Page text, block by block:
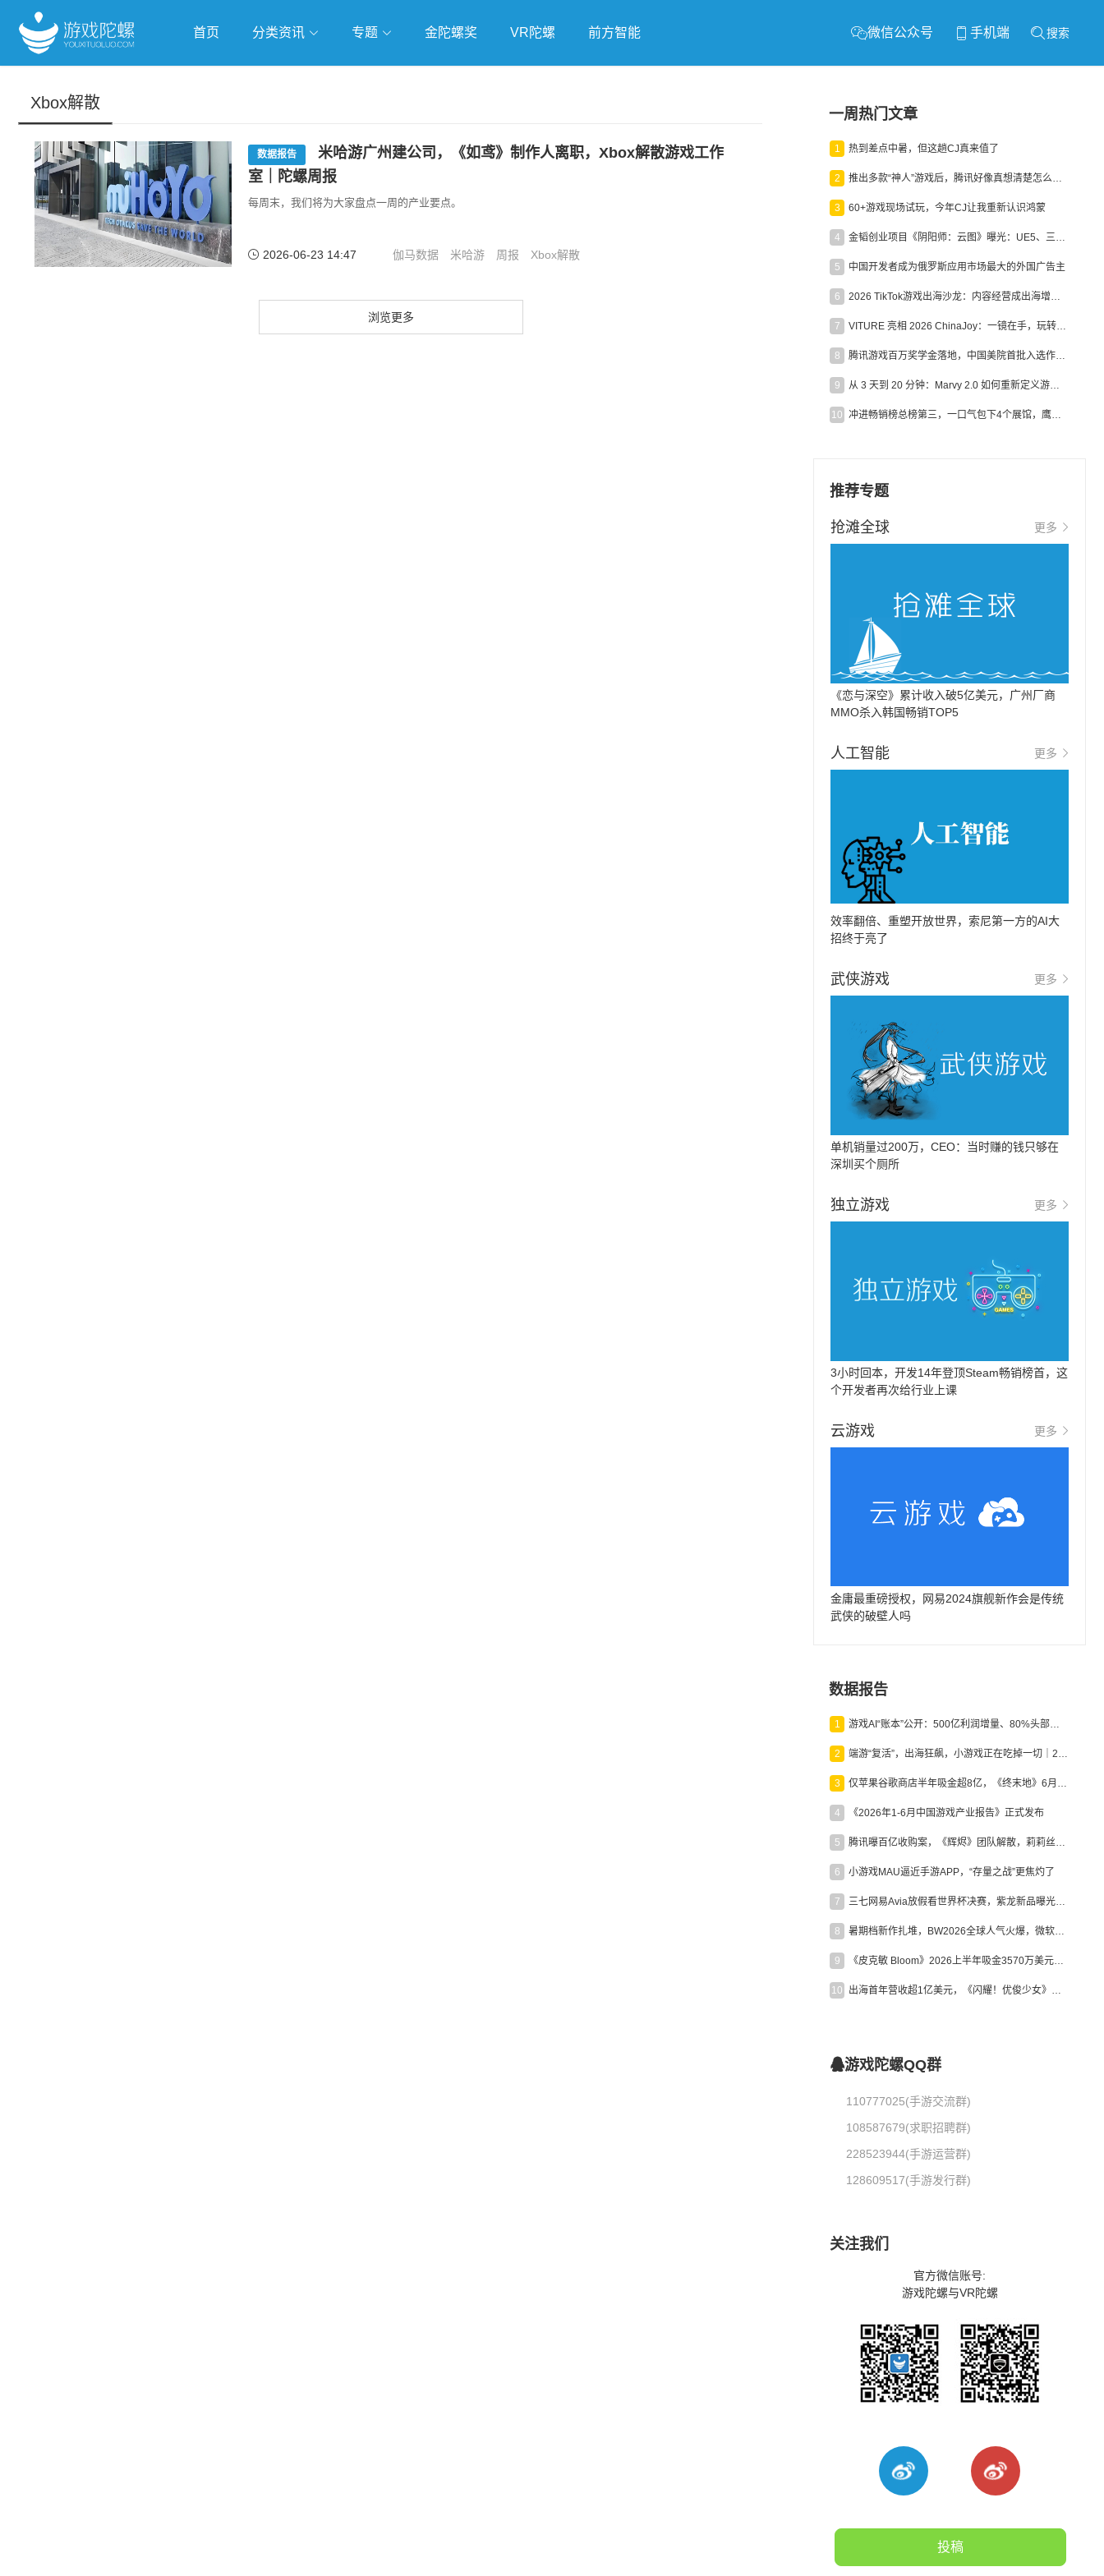
首页 分类资讯 专题 金陀螺奖 VR陀螺 前方智能 微信公众号 手机端 搜索
Xbox解散
数据报告
米哈游广州建公司，《如鸢》制作人离职，Xbox解散游戏工作
室｜陀螺周报
每周末，我们将为大家盘点一周的产业要点。
2026-06-23 14:47 伽马数据 米哈游 周报 Xbox解散
浏览更多
一周热门文章
1 热到差点中暑，但这趟CJ真来值了
2 推出多款“神人”游戏后，腾讯好像真想清楚怎么做二次元了
3 60+游戏现场试玩，今年CJ让我重新认识鸿蒙
4 金韬创业项目《阴阳师：云图》曝光：UE5、三端互通、ARPG
5 中国开发者成为俄罗斯应用市场最大的外国广告主
6 2026 TikTok游戏出海沙龙：内容经营成出海增长新引擎
7 VITURE 亮相 2026 ChinaJoy：一镜在手，玩转全场！
8 腾讯游戏百万奖学金落地，中国美院首批入选作品获业内关注
9 从 3 天到 20 分钟：Marvy 2.0 如何重新定义游戏出海营销效率？
10 冲进畅销榜总榜第三，一口气包下4个展馆，鹰角把嘉年华做爆了
推荐专题
抢滩全球 更多
《恋与深空》累计收入破5亿美元，广州厂商
MMO杀入韩国畅销TOP5
人工智能 更多
效率翻倍、重塑开放世界，索尼第一方的AI大
招终于亮了
武侠游戏 更多
单机销量过200万，CEO：当时赚的钱只够在
深圳买个厕所
独立游戏 更多
3小时回本，开发14年登顶Steam畅销榜首，这
个开发者再次给行业上课
云游戏 更多
金庸最重磅授权，网易2024旗舰新作会是传统
武侠的破壁人吗
数据报告
1 游戏AI“账本”公开：500亿利润增量、80%头部入局，谁在闷声发财？
2 端游“复活”，出海狂飙，小游戏正在吃掉一切｜2026上半年产业报告
3 仅苹果谷歌商店半年吸金超8亿，《终末地》6月份收入显著回暖
4 《2026年1-6月中国游戏产业报告》正式发布
5 腾讯曝百亿收购案，《辉烬》团队解散，莉莉丝新作曝光｜陀螺周报
6 小游戏MAU逼近手游APP，“存量之战”更焦灼了
7 三七网易Avia放假看世界杯决赛，紫龙新品曝光，米哈游新作上线 | 陀螺周报
8 暑期档新作扎堆，BW2026全球人气火爆，微软XBOX大裁员|陀螺周报
9 《皮克敏 Bloom》2026上半年吸金3570万美元，中国台湾成最大市场
10 出海首年营收超1亿美元，《闪耀！优俊少女》美国市场占比达七成
游戏陀螺QQ群
110777025(手游交流群)
108587679(求职招聘群)
228523944(手游运营群)
128609517(手游发行群)
关注我们
官方微信账号:
游戏陀螺与VR陀螺
投稿